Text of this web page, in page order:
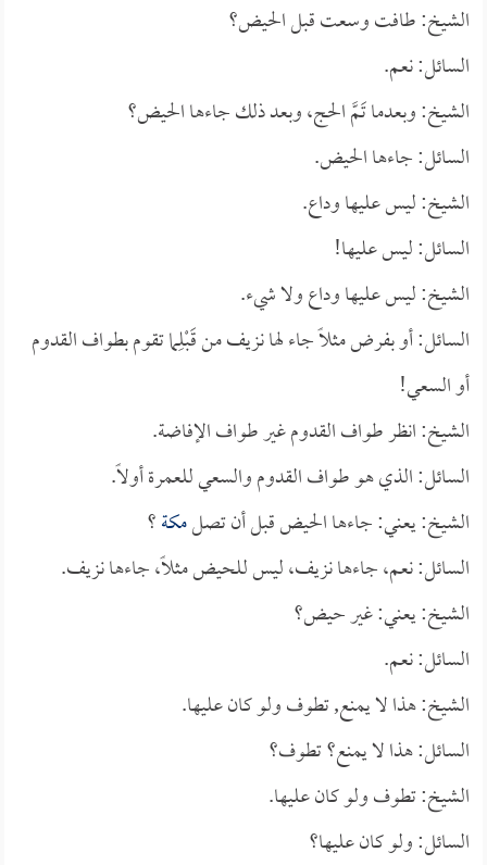
الشيخ: طافت وسعت قبل الحيض؟
السائل: نعم.
الشيخ: وبعدما تَمَّ الحج، وبعد ذلك جاءها الحيض؟
السائل: جاءها الحيض.
الشيخ: ليس عليها وداع.
السائل: ليس عليها!
الشيخ: ليس عليها وداع ولا شيء.
السائل: أو بفرض مثلاً جاء لها نزيف من قَبْلِما تقوم بطواف القدوم
أو السعي!
الشيخ: انظر طواف القدوم غير طواف الإفاضة.
السائل: الذي هو طواف القدوم والسعي للعمرة أولاً.
الشيخ: يعني: جاءها الحيض قبل أن تصلمكة؟
السائل: نعم، جاءها نزيف، ليس للحيض مثلاً، جاءها نزيف.
الشيخ: يعني: غير حيض؟
السائل: نعم.
الشيخ: هذا لا يمنع, تطوف ولو كان عليها.
السائل: هذا لا يمنع؟ تطوف؟
الشيخ: تطوف ولو كان عليها.
السائل: ولو كان عليها؟